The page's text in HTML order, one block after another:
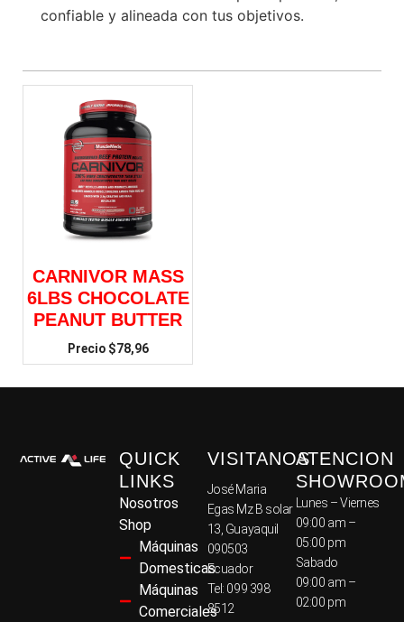
confiable y alineada con tus objetivos.
CARNIVOR MASS
6LBS CHOCOLATE
PEANUT BUTTER
$78,96
QUICK
LINKS
Nosotros
Shop
Máquinas
Domesticas
Máquinas
Comerciales
VISITANOS
José Maria
Egas Mz B solar
13, Guayaquil
090503
Ecuador
Tel: 099 398
8512
ATENCION
Lunes – Viernes
09:00 am –
05:00 pm
Sabado
09:00 am –
02:00 pm